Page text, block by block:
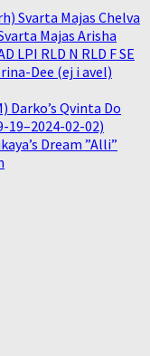
Svarta Majas Chelva
Majas Arisha
LPI RLD N RLD F SE
Dee (ej i avel)
Darko’s Qvinta Do
19–2024-02-02)
Dream ”Alli”